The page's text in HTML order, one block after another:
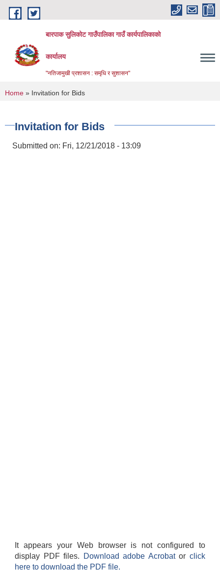
Skip to main content
बारपाक सुलिकोट गाउँपालिका गाउँ कार्यपालिकाको
कार्यालय
"नतिजामुखी प्रशासन : समृधि र सुशासन"
You are here
Home » Invitation for Bids
Invitation for Bids
Submitted on: Fri, 12/21/2018 - 13:09
It appears your Web browser is not configured to
display PDF files.
Download adobe Acrobatorclick
here to download the PDF file.